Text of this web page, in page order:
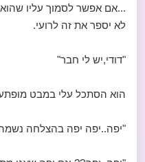
...אם אפשר לסמוך עליו שהוא
לא יספר את זה לרועי.
"דודי,יש לי חבר"
הוא הסתכל עלי במבט
"יפה..יפה יפה בהצלחה